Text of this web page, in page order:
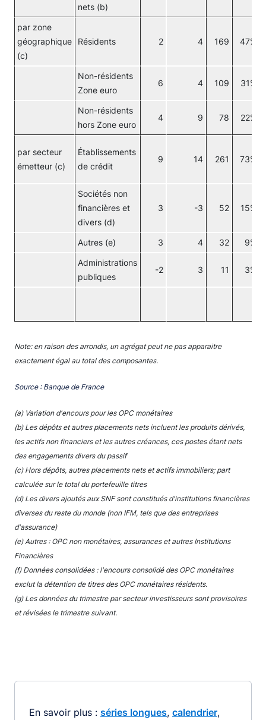
nets (b)
par zone
géographique
(c)
Résidents 2 4 169 47%
Non-résidents
Zone euro
6 4 109 31%
Non-résidents
hors Zone euro
4 9 78 22%
par secteur
émetteur (c)
Établissements
de crédit
9 14 261 73%
Sociétés non
financières et
divers (d)
3 -3 52 15%
Autres (e) 3 4 32 9%
Administrations
publiques
-2 3 11 3%
Note: en raison des arrondis, un agrégat peut ne pas apparaitre
exactement égal au total des composantes.
Source : Banque de France
(a) Variation d'encours pour les OPC monétaires
(b) Les dépôts et autres placements nets incluent les produits dérivés,
les actifs non financiers et les autres créances, ces postes étant nets
des engagements divers du passif
(c) Hors dépôts, autres placements nets et actifs immobiliers; part
calculée sur le total du portefeuille titres
(d) Les divers ajoutés aux SNF sont constitués d'institutions financières
diverses du reste du monde (non IFM, tels que des entreprises
d'assurance)
(e) Autres : OPC non monétaires, assurances et autres Institutions
Financières
(f) Données consolidées : l'encours consolidé des OPC monétaires
exclut la détention de titres des OPC monétaires résidents.
(g) Les données du trimestre par secteur investisseurs sont provisoires
et révisées le trimestre suivant.
En savoir plus : séries longues, calendrier,